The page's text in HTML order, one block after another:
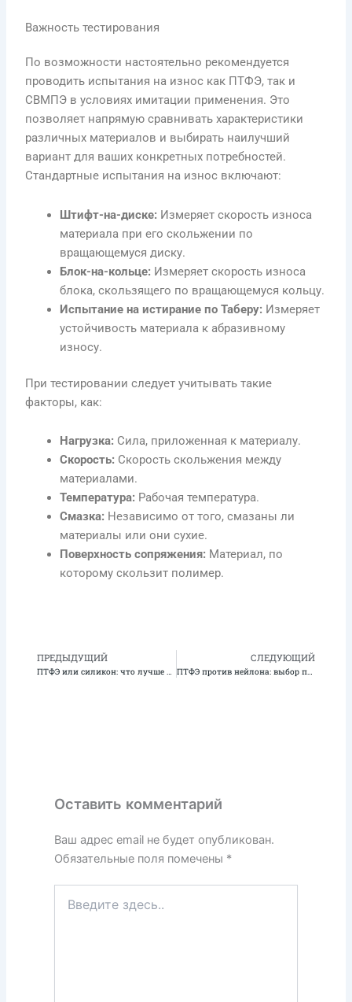
Важность тестирования
По возможности настоятельно рекомендуется
проводить испытания на износ как ПТФЭ, так и
СВМПЭ в условиях имитации применения. Это
позволяет напрямую сравнивать характеристики
различных материалов и выбирать наилучший
вариант для ваших конкретных потребностей.
Стандартные испытания на износ включают:
Штифт-на-диске: Измеряет скорость износа
материала при его скольжении по
вращающемуся диску.
Блок-на-кольце: Измеряет скорость износа
блока, скользящего по вращающемуся кольцу.
Испытание на истирание по Таберу: Измеряет
устойчивость материала к абразивному
износу.
При тестировании следует учитывать такие
факторы, как:
Нагрузка: Сила, приложенная к материалу.
Скорость: Скорость скольжения между
материалами.
Температура: Рабочая температура.
Смазка: Независимо от того, смазаны ли
материалы или они сухие.
Поверхность сопряжения: Материал, по
которому скользит полимер.
Предыдущая
ПРЕДЫДУЩИЙ СЛЕДУЮЩИЙ
ПТФЭ против нейлона: выбор правильного материала для герметизации
Оставить комментарий
Ваш адрес email не будет опубликован.
Обязательные поля помечены *
здесь..